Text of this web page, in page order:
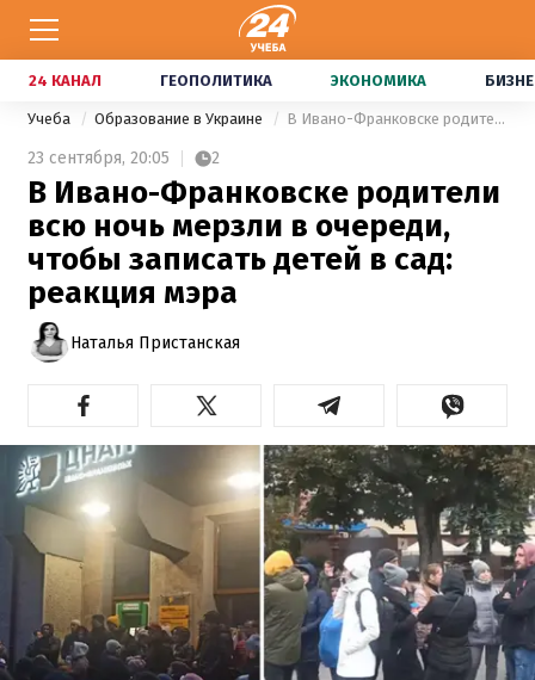
24 КАНАЛ ГЕОПОЛИТИКА ЭКОНОМИКА
Учеба Образование в Украине В Ивано-Франковске родители всю ночь мерзли в очереди, чтобы записать детей в сад: реакция мэра
23 сентября, 20:05 2
В Ивано-Франковске родители
всю ночь мерзли в очереди,
чтобы записать детей в сад:
реакция мэра
Наталья Пристанская